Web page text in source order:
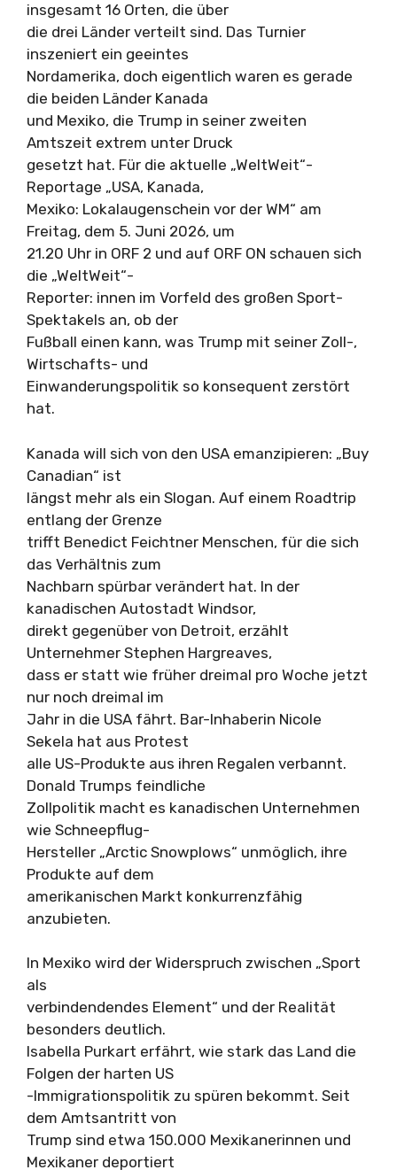
insgesamt 16 Orten, die über
die drei Länder verteilt sind. Das Turnier
inszeniert ein geeintes
Nordamerika, doch eigentlich waren es gerade
die beiden Länder Kanada
und Mexiko, die Trump in seiner zweiten
Amtszeit extrem unter Druck
gesetzt hat. Für die aktuelle „WeltWeit“-
Reportage „USA, Kanada,
Mexiko: Lokalaugenschein vor der WM“ am
Freitag, dem 5. Juni 2026, um
21.20 Uhr in ORF 2 und auf ORF ON schauen sich
die „WeltWeit“-
Reporter: innen im Vorfeld des großen Sport-
Spektakels an, ob der
Fußball einen kann, was Trump mit seiner Zoll-,
Wirtschafts- und
Einwanderungspolitik so konsequent zerstört
hat.
Kanada will sich von den USA emanzipieren: „Buy
Canadian“ ist
längst mehr als ein Slogan. Auf einem Roadtrip
entlang der Grenze
trifft Benedict Feichtner Menschen, für die sich
das Verhältnis zum
Nachbarn spürbar verändert hat. In der
kanadischen Autostadt Windsor,
direkt gegenüber von Detroit, erzählt
Unternehmer Stephen Hargreaves,
dass er statt wie früher dreimal pro Woche jetzt
nur noch dreimal im
Jahr in die USA fährt. Bar-Inhaberin Nicole
Sekela hat aus Protest
alle US-Produkte aus ihren Regalen verbannt.
Donald Trumps feindliche
Zollpolitik macht es kanadischen Unternehmen
wie Schneepflug-
Hersteller „Arctic Snowplows“ unmöglich, ihre
Produkte auf dem
amerikanischen Markt konkurrenzfähig
anzubieten.
In Mexiko wird der Widerspruch zwischen „Sport
als
verbindendendes Element“ und der Realität
besonders deutlich.
Isabella Purkart erfährt, wie stark das Land die
Folgen der harten US
-Immigrationspolitik zu spüren bekommt. Seit
dem Amtsantritt von
Trump sind etwa 150.000 Mexikanerinnen und
Mexikaner deportiert